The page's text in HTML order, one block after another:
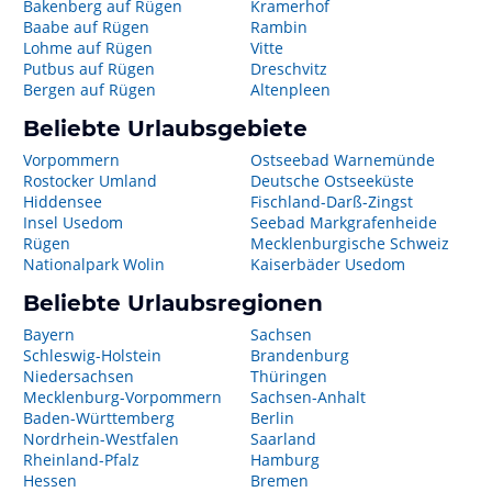
Bakenberg auf Rügen
Baabe auf Rügen
Lohme auf Rügen
Putbus auf Rügen
Bergen auf Rügen
Kramerhof
Rambin
Vitte
Dreschvitz
Altenpleen
Beliebte Urlaubsgebiete
Vorpommern
Rostocker Umland
Hiddensee
Insel Usedom
Rügen
Nationalpark Wolin
Ostseebad Warnemünde
Deutsche Ostseeküste
Fischland-Darß-Zingst
Seebad Markgrafenheide
Mecklenburgische Schweiz
Kaiserbäder Usedom
Beliebte Urlaubsregionen
Bayern
Schleswig-Holstein
Niedersachsen
Mecklenburg-Vorpommern
Baden-Württemberg
Nordrhein-Westfalen
Rheinland-Pfalz
Hessen
Sachsen
Brandenburg
Thüringen
Sachsen-Anhalt
Berlin
Saarland
Hamburg
Bremen